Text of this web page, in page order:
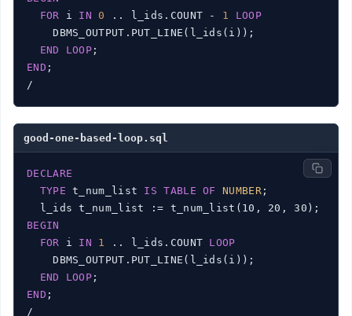
FOR i IN 0 .. l_ids.COUNT - 1
LOOP
    DBMS_OUTPUT.PUT_LINE(l_ids(i));
END
LOOP
END ;
/
good-one-based-loop.sql
DECLARE
TYPE t_num_list IS TABLE OF NUMBER;
BEGIN
FOR i IN 1 .. l_ids.COUNT LOOP
    DBMS_OUTPUT.PUT_LINE(l_ids(i));
END
LOOP
END ;
/